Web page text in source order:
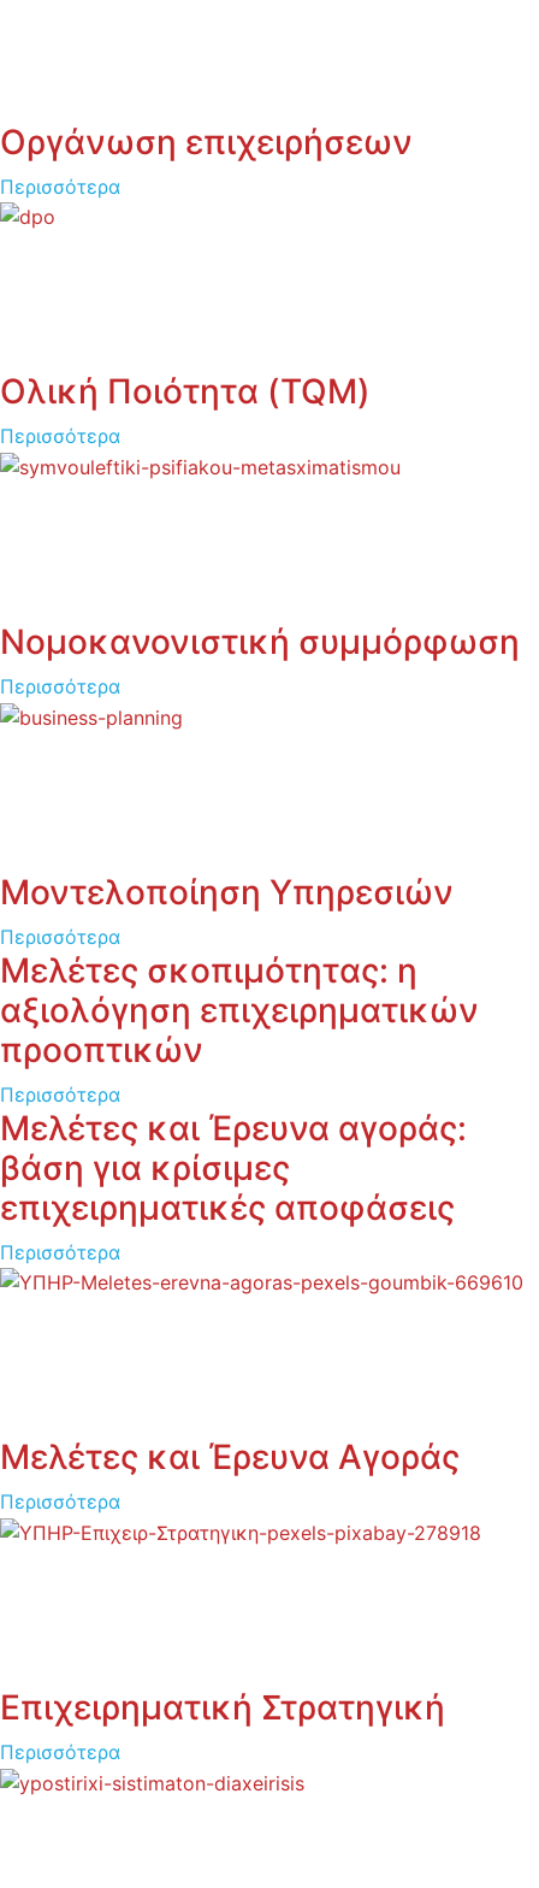
Οργάνωση επιχειρήσεων
Περισσότερα
Ολική Ποιότητα (TQM)
Περισσότερα
Νομοκανονιστική συμμόρφωση
Περισσότερα
Μοντελοποίηση Υπηρεσιών
Περισσότερα
Μελέτες σκοπιμότητας: η
αξιολόγηση επιχειρηματικών
προοπτικών
Περισσότερα
Μελέτες και Έρευνα αγοράς:
βάση για κρίσιμες
επιχειρηματικές αποφάσεις
Περισσότερα
Μελέτες και Έρευνα Αγοράς
Περισσότερα
Επιχειρηματική Στρατηγική
Περισσότερα